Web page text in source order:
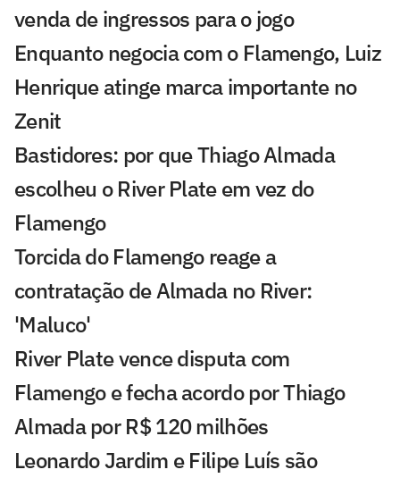
venda de ingressos para o jogo
Enquanto negocia com o Flamengo, Luiz
Henrique atinge marca importante no
Zenit
Bastidores: por que Thiago Almada
escolheu o River Plate em vez do
Flamengo
Torcida do Flamengo reage a
contratação de Almada no River:
'Maluco'
River Plate vence disputa com
Flamengo e fecha acordo por Thiago
Almada por R$ 120 milhões
Leonardo Jardim e Filipe Luís são